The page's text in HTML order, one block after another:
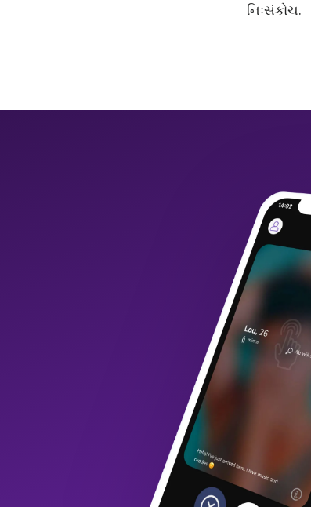
નિઃસંકોચ.